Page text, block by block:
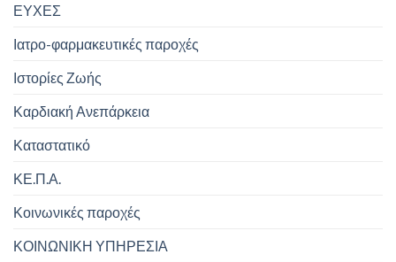
ΕΥΧΕΣ
Ιατρο-φαρμακευτικές παροχές
Ιστορίες Ζωής
Καρδιακή Ανεπάρκεια
Καταστατικό
ΚΕ.Π.Α.
Κοινωνικές παροχές
ΚΟΙΝΩΝΙΚΗ ΥΠΗΡΕΣΙΑ